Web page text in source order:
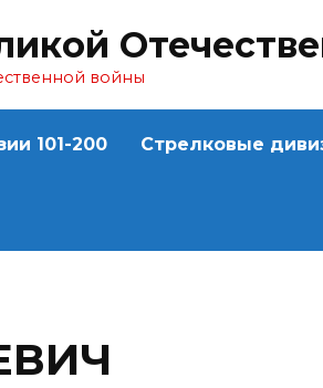
войны
101-200 Стрелковые